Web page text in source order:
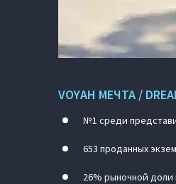
VOYAH МЕЧТА /
№1 среди
653 проданных
26% рыночной доли